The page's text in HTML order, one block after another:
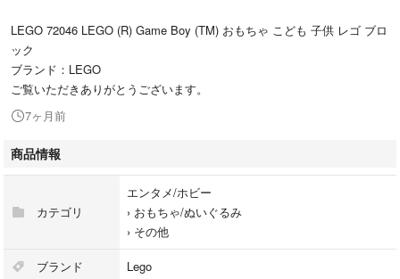
LEGO 72046 LEGO (R) Game Boy (TM) おもちゃ こども 子供 レゴ ブロ
ック
ブランド：LEGO
ご覧いただきありがとうございます。
7ヶ月前
商品情報
カテゴリ
エンタメ/ホビー
› おもちゃ/ぬいぐるみ
› その他
ブランド Lego